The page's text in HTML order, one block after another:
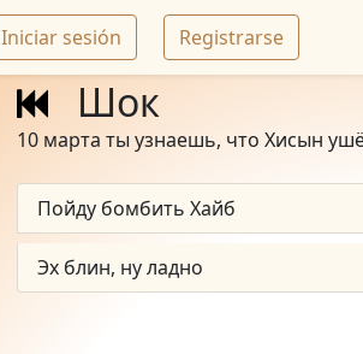
Iniciar sesión Registrarse
Шок
10 марта ты узнаешь, что Хисын
Пойду бомбить Хайб
Эх блин, ну ладно